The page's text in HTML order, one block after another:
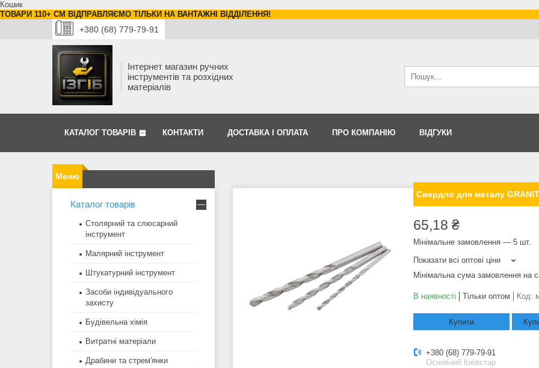
Кошик
ТОВАРИ 110+ СМ ВІДПРАВЛЯЄМО ТІЛЬКИ НА ВАНТАЖНІ ВІДДІЛЕННЯ!
+380 (68) 779-79-91
Інтернет магазин ручних
інструментів та розхідних
матеріалів
КАТАЛОГ ТОВАРІВ КОНТАКТИ ДОСТАВКА І ОПЛАТА ПРО КОМПАНІЮ ВІДГУКИ
Свердло для металу
65,18 ₴
Мінімальне замовлення — 5 шт.
Показати всі оптові ціни
Мінімальна сума замовлення на
В наявності Тільки оптом Код:
Купити
+380 (68) 779-79-91
Основний Київстар
Каталог товарів
Столярний та слюсарний
інструмент
Малярний інструмент
Штукатурний інструмент
Засоби індивідуального
захисту
Будівельна хімія
Витратні матеріали
Драбини та стрем'янки